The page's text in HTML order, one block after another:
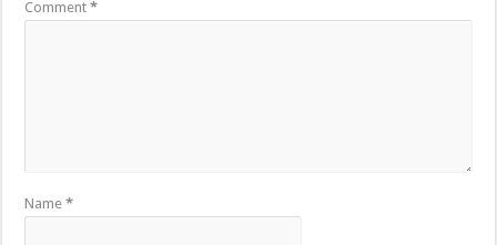
Comment*
Name*